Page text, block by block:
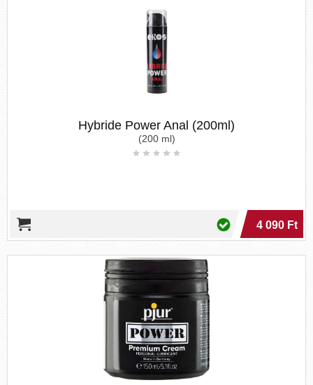
www.debranet.com.
Hybride Power Anal (200ml)
(200 ml)
4 090 Ft